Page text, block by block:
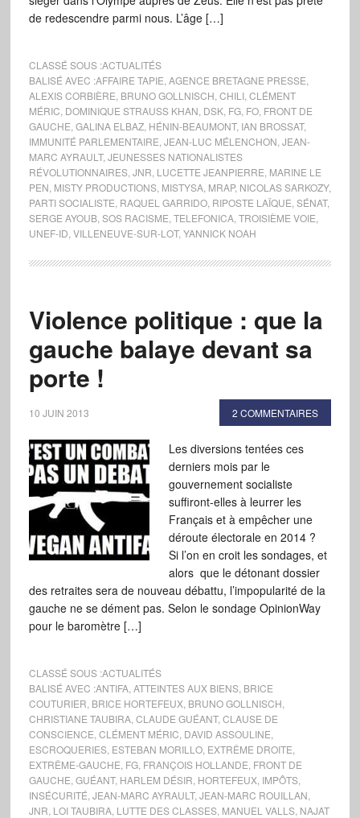
de redescendre parmi nous. L’âge […]
CLASSÉ SOUS :ACTUALITÉS
BALISÉ AVEC :AFFAIRE TAPIE AGENCE BRETAGNE PRESSE
ALEXIS CORBIÈRE BRUNO GOLLNISCH CHILI, CLÉMENT
MÉRIC DOMINIQUE STRAUSS KHAN DSK, FG, FO, FRONT DE
GAUCHE GALINA ELBAZ, HÉNIN-BEAUMONT, IAN BROSSAT,
IMMUNITÉ PARLEMENTAIRE JEAN-LUC MÉLENCHON JEAN-
MARC AYRAULT, JEUNESSES NATIONALISTES
RÉVOLUTIONNAIRES, JNR LUCETTE JEANPIERRE MARINE LE
PEN MISTY PRODUCTIONS, MISTYSA, MRAP, NICOLAS SARKOZY,
PARTI SOCIALISTE RAQUEL GARRIDO, RIPOSTE LAÏQUE SÉNAT,
SERGE AYOUB, SOS RACISME TELEFONICA, TROISIÈME VOIE
UNEF-ID VILLENEUVE-SUR-LOT, YANNICK NOAH
Violence politique : que la
gauche balaye devant sa
porte !
10 JUIN 2013 2 COMMENTAIRES
Les diversions tentées ces
derniers mois par le
gouvernement socialiste
suffiront-elles à leurrer les
Français et à empêcher une
déroute électorale en 2014 ?
Si l’on en croit les sondages, et
alors que le détonant dossier
des retraites sera de nouveau débattu, l’impopularité de la
gauche ne se dément pas. Selon le sondage OpinionWay
pour le baromètre […]
CLASSÉ SOUS :ACTUALITÉS
BALISÉ AVEC :ANTIFA, ATTEINTES AUX BIENS, BRICE
COUTURIER BRICE HORTEFEUX, BRUNO GOLLNISCH
CHRISTIANE TAUBIRA, CLAUDE GUÉANT, CLAUSE DE
CONSCIENCE CLÉMENT MÉRIC DAVID ASSOULINE
ESCROQUERIES, ESTEBAN MORILLO, EXTRÊME DROITE
EXTRÊME-GAUCHE FG, FRANÇOIS HOLLANDE FRONT DE
GAUCHE GUÉANT, HARLEM DÉSIR HORTEFEUX, IMPÔTS,
INSÉCURITÉ JEAN-MARC AYRAULT, JEAN-MARC ROUILLAN
JNR LOI TAUBIRA, LUTTE DES CLASSES, MANUEL VALLS, NAJAT